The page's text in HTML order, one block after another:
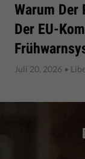
Warum
Der EU-
Juli 20, 2026 •